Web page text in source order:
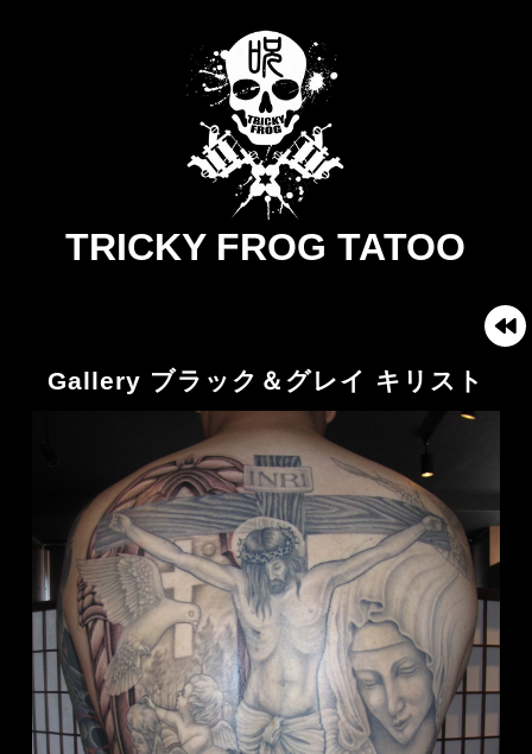
TRICKY FROG TATOO
Gallery ブラック＆グレイ キリスト